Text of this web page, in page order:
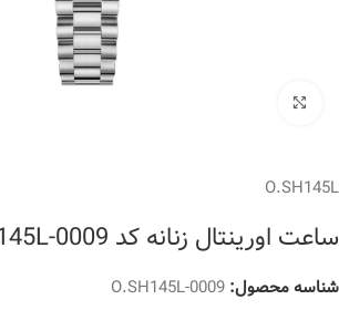
O.SH145L
ساعت اورینتال زنانه کد O.SH145L-0009
شناسه محصول:O.SH145L-0009